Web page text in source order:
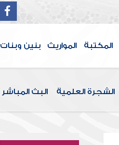
المكتبة المواريث بنين وبنات
الشجرة العلمية البث المباشر